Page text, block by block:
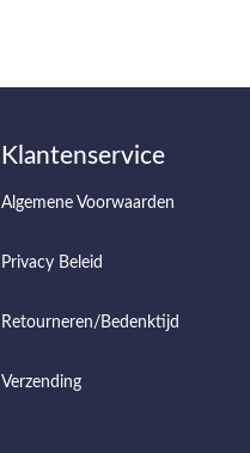
Klantenservice
Algemene Voorwaarden
Privacy Beleid
Retourneren/Bedenktijd
Verzending